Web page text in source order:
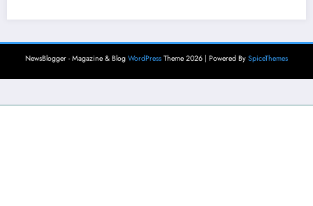
NewsBlogger - Magazine & Blog WordPress Theme 2026 | Powered By SpiceThemes